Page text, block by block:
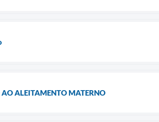
ALEITAMENTO MATERNO